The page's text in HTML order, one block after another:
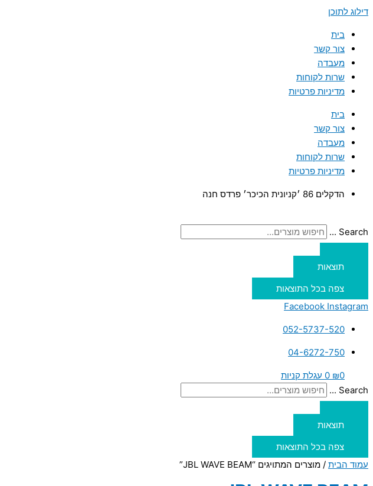
דילוג לתוכן
בית
צור קשר
מעבדה
שרות לקוחות
מדיניות פרטיות
בית
צור קשר
מעבדה
שרות לקוחות
מדיניות פרטיות
הדקלים 86 ׳קניונית הכיכר׳ פרדס חנה
Search ...
תוצאות
צפה בכל התוצאות
Facebook Instagram
052-5737-520
04-6272-750
₪0
0 עגלת קניות
Search ...
תוצאות
צפה בכל התוצאות
עמוד הבית / מוצרים המתויגים “JBL WAVE BEAM”